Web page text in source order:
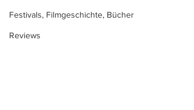
Festivals, Filmgeschichte, Bücher
Reviews